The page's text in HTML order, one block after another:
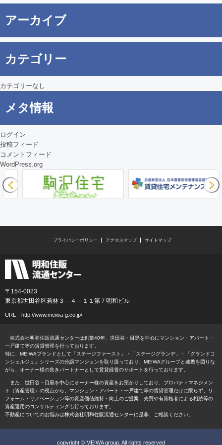
ゲ
ー
シ
ョ
ン
アーカイブ
カテゴリー
カテゴリーなし
メタ情報
ログイン
投稿フィード
コメントフィード
WordPress.org
プライバシーポリシー アクセスマップ サイトマップ
〒154-0023
東京都世田谷区若林３－４－１１第７明和ビル
URL http://www.meiwa-g.co.jp/
株式会社明和住販流通センターは創業40年、世田谷・目黒を中心にマンション・アパート・
一戸建て等の賃貸管理を行っております。
特に、MEIWAブランドとして「ステージファースト」・「ステージグランデ」・「グランドコ
ンシェルジュ」シリーズの分譲マンションを取り扱っており、MEIWAグループと連携を図りな
がら、オーナー様の良きパートナーとして賃貸経営のサポートを行っております。
また、世田谷・目黒を中心にオーナー様の資産をお預かりしており、プロパティマネジメン
ト（資産管理）の視点から、マンション・アパート・一戸建て等の賃貸管理だけに限らず、リ
フォーム・リノベーション等の資産価値維持・向上のご提案、売買や有資格者による相続等の
資産運用のコンサルティングも行っております。
不動産についてのお悩みは株式会社明和住販流通センターに是非、ご相談ください。
copyright © MEIWA group. All rights reserved